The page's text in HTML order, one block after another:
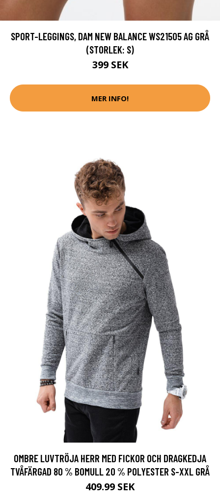
SPORT-LEGGINGS, DAM NEW BALANCE WS21505 AG GRÅ
(STORLEK: S)
399 SEK
MER INFO!
OMBRE LUVTRÖJA HERR MED FICKOR OCH DRAGKEDJA
TVÅFÄRGAD 80 % BOMULL 20 % POLYESTER S-XXL GRÅ
409.99 SEK